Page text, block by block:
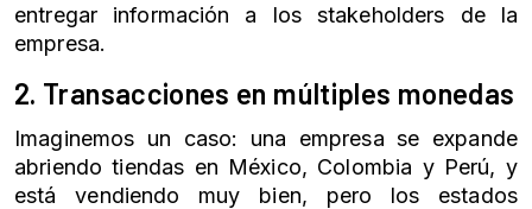
entregar información a los stakeholders de la
empresa.
2. Transacciones en múltiples monedas
Imaginemos un caso: una empresa se expande
abriendo tiendas en México, Colombia y Perú, y
está vendiendo muy bien, pero los estados